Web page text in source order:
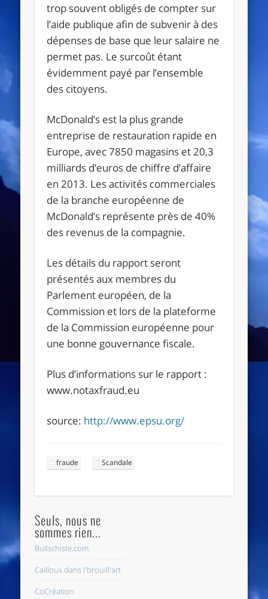
trop souvent obligés de compter sur
l’aide publique afin de subvenir à des
dépenses de base que leur salaire ne
permet pas. Le surcoût étant
évidemment payé par l’ensemble
des citoyens.
McDonald’s est la plus grande
entreprise de restauration rapide en
Europe, avec 7850 magasins et 20,3
milliards d’euros de chiffre d’affaire
en 2013. Les activités commerciales
de la branche européenne de
McDonald’s représente près de 40%
des revenus de la compagnie.
Les détails du rapport seront
présentés aux membres du
Parlement européen, de la
Commission et lors de la plateforme
de la Commission européenne pour
une bonne gouvernance fiscale.
Plus d’informations sur le rapport :
www.notaxfraud.eu
source: http://www.epsu.org/
fraude Scandale
Seuls, nous ne
sommes rien...
Bullschiste.com
Cailloux dans l'brouill'art
CoCréation